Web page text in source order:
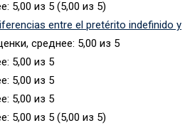
(5,00 из 5)
entre el pretérito indefinido y
(5,00 из 5)